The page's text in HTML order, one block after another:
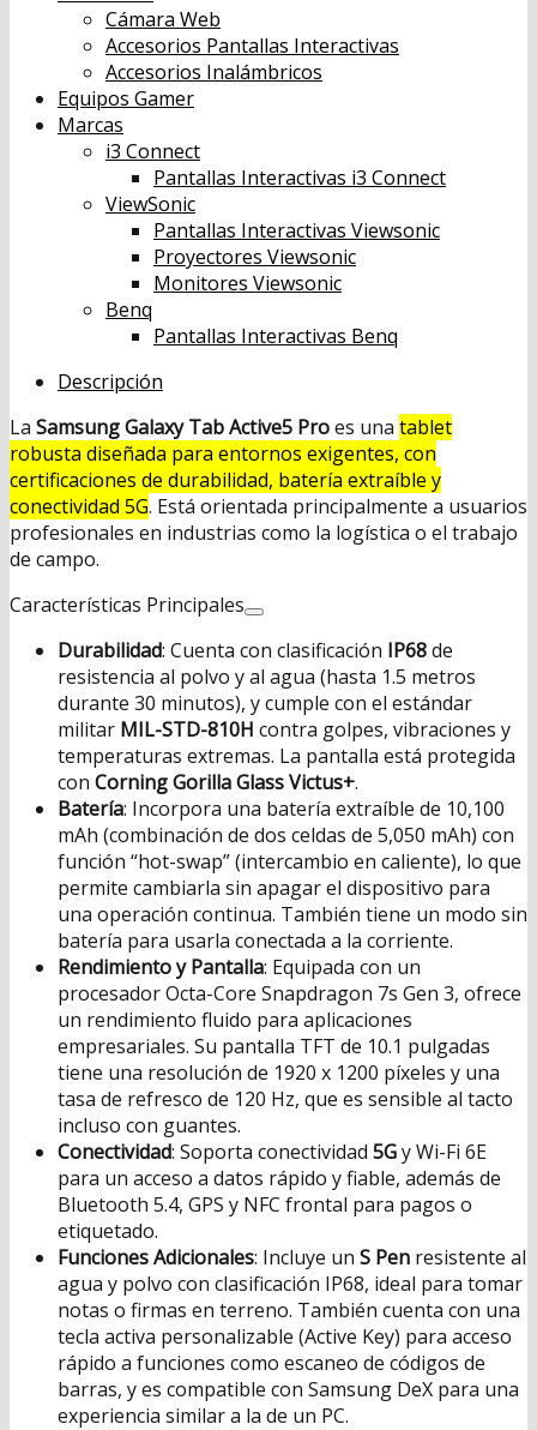
Cámara Web
Accesorios Pantallas Interactivas
Accesorios Inalámbricos
Equipos Gamer
Marcas
i3 Connect
Pantallas Interactivas i3 Connect
ViewSonic
Pantallas Interactivas Viewsonic
Proyectores Viewsonic
Monitores Viewsonic
Benq
Pantallas Interactivas Benq
Descripción
La Samsung Galaxy Tab Active5 Proes una tablet
robusta diseñada para entornos exigentes, con
certificaciones de durabilidad, batería extraíble y
conectividad 5G. Está orientada principalmente a usuarios
profesionales en industrias como la logística o el trabajo
de campo.
Características Principales
Durabilidad: Cuenta con clasificación IP68de
resistencia al polvo y al agua (hasta 1.5 metros
durante 30 minutos), y cumple con el estándar
militar MIL-STD-810H contra golpes, vibraciones y
temperaturas extremas. La pantalla está protegida
con Corning Gorilla Glass Victus+.
Batería: Incorpora una batería extraíble de 10,100
mAh (combinación de dos celdas de 5,050 mAh) con
función “hot-swap” (intercambio en caliente), lo que
permite cambiarla sin apagar el dispositivo para
una operación continua. También tiene un modo sin
batería para usarla conectada a la corriente.
Rendimiento y Pantalla: Equipada con un
procesador Octa-Core Snapdragon 7s Gen 3, ofrece
un rendimiento fluido para aplicaciones
empresariales. Su pantalla TFT de 10.1 pulgadas
tiene una resolución de 1920 x 1200 píxeles y una
tasa de refresco de 120 Hz, que es sensible al tacto
incluso con guantes.
Conectividad: Soporta conectividad 5Gy Wi-Fi 6E
para un acceso a datos rápido y fiable, además de
Bluetooth 5.4, GPS y NFC frontal para pagos o
etiquetado.
Funciones Adicionales: Incluye un S Pen resistente al
agua y polvo con clasificación IP68, ideal para tomar
notas o firmas en terreno. También cuenta con una
tecla activa personalizable (Active Key) para acceso
rápido a funciones como escaneo de códigos de
barras, y es compatible con Samsung DeX para una
experiencia similar a la de un PC.